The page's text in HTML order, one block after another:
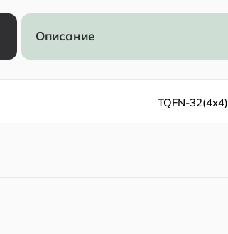
Описание
TQFN-32(4x4)